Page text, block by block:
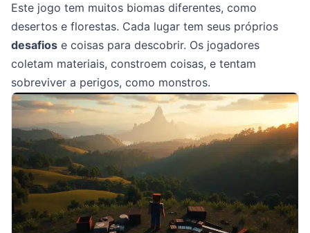
Este jogo tem muitos biomas diferentes, como
desertos e florestas. Cada lugar tem seus próprios
desafios e coisas para descobrir. Os jogadores
coletam materiais, constroem coisas, e tentam
sobreviver a perigos, como monstros.